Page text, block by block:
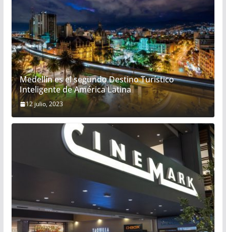
Medellín es el segundo Destino Turístico
Inteligente de América Latina
12 julio, 2023